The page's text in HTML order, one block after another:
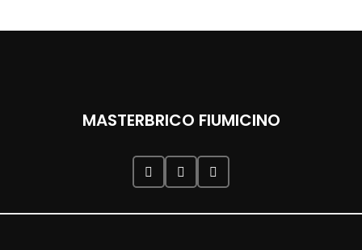
MASTERBRICO FIUMICINO